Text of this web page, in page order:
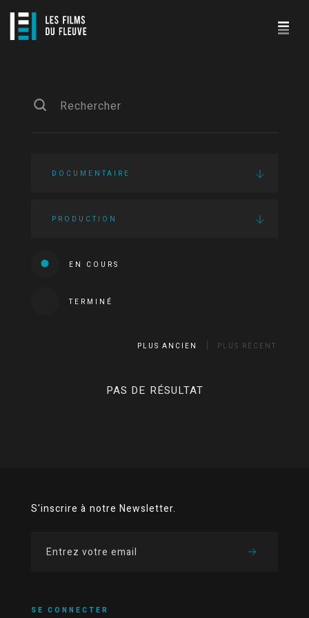
DOCUMENTAIRE
PRODUCTION
EN COURS
TERMINÉ
PLUS ANCIEN PLUS RÉCENT
PAS DE RÉSULTAT
S'inscrire à notre Newsletter.
SE CONNECTER